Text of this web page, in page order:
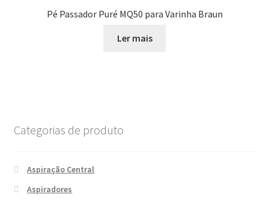
Pé Passador Puré MQ50 para Varinha Braun
Ler mais
Categorias de produto
Aspiração Central
Aspiradores